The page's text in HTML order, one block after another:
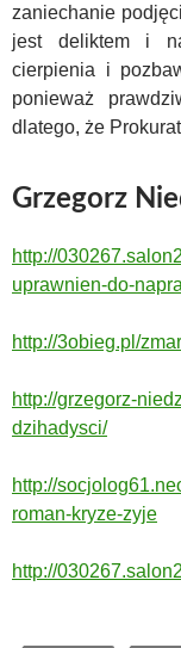
zaniechanie
jest deliktem i
cierpienia i
ponieważ
dlatego, że
Grzegorz
http://
uprawnien-do-
http://3obieg.pl/
http://grzegorz-
dzihadysci/
http://
roman-kryze-zyje
http://